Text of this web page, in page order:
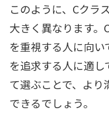
このように、Cクラ
大きく異なります。
を重視する人に向い
を追求する人に適し
て選ぶことで、よ
できるでしょう。